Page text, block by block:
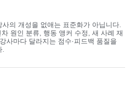
의 개성을 없애는 표준화가 아닙니다.
원인 분류, 행동 앵커 수정, 새 사례 재
사마다 달라지는 점수·피드백 품질을